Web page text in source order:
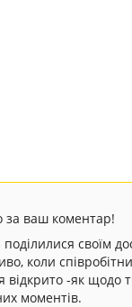
за ваш коментар!
своїм
коли
-як щодо
моментів.